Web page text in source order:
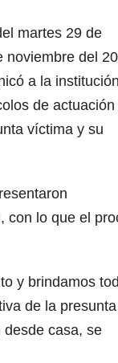
martes 29 de
noviembre del
a la institución
de actuación
víctima y su
con lo que el
y brindamos
de la presunta
casa, se